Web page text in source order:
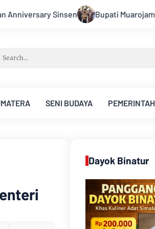
HUT Ke 17 Desa Mingkung Jaya Ajak
SENI BUDAYA
Dayok Binatur